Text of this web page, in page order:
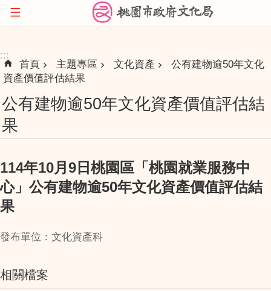
跳到主要內容區塊
:::
首頁 主題專區 文化資產
公有建物逾50年文化
資產價值評估結果
公有建物逾50年文化資產價值評估結
果
114年10月9日桃園區「桃園就業服務中
心」公有建物逾50年文化資產價值評估結
果
發布單位：文化資產科
相關檔案